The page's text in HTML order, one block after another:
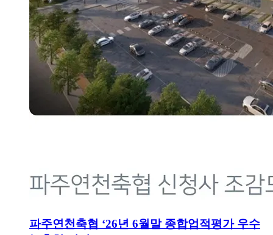
파주연천축협 ‘26년 6월말 종합업적평가 우수